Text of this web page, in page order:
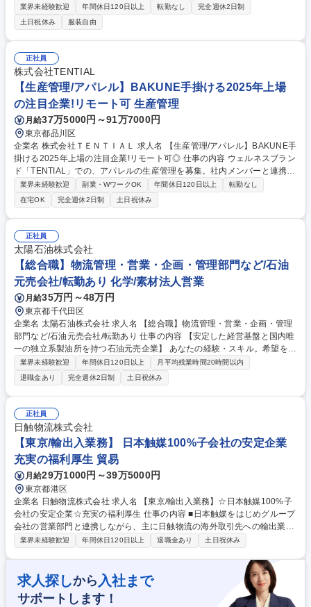
KIN1004」等韓国コスメブランドを展開する当社にて、韓国コスメブラン
ドの発注・需給管理を担います。 ■ブランド・サプライヤーとの発注・生
産スケジュール調整■営業・マーケティング等、社内関連部署との業務調
整■販売データ・在庫分析に基づく適正在庫の運用■ECモール（Amazo
n・楽天等）の施策に伴う数量対応■倉庫の入出庫および在庫正確性の管理
■SKUマスターおよび商品情報の管理■月次発注計画および在庫レポートの
作成■サプライチェーンにおける課題対応および改善策の策定 等 募集職種
【SCM/需要予測・在庫管理】TIRTIR等大人気韓国コスメブランド/年休13
5日
業界未経験歓迎 年間休日120日以上 転勤なし
完全週休2日制
土日祝休み
服装自由
正社員
株式会社TENTIAL
【生産管理/アパレル】BAKUNE手掛ける2025年上場
の注目企業!リモート可 生産管理
月給37万5000円～91万7000円
東京都品川区
企業名 株式会社ＴＥＮＴＩＡＬ 求人名 【生産管理/アパレル】BAKUNE手
掛ける2025年上場の注目企業!リモート可◎ 仕事の内容 ウェルネスブラン
ド「TENTIAL」での、アパレルの生産管理を募集。社内メンバーと連携
し、サプライヤーとの生産管理/商品ローンチまでの社内接続/生産戦略の
設計等、サプライチェーン全体のマネジメントをお任せ。 【詳細】■リリ
ースまでのスケジュール管理/ディレクション業務 ■新規生産背景の開拓 ■
仕入先との連携/交渉 ■生産戦略の設計/構築 ■生産計画の作成 【アパレル
ウェアラインナップ例】■BAKUNE パジャマ ■フーディー ■ジャケット ■
スウェット ■ゴルフウェア ■ポロシャツ/半袖シャツ ■ワンピース ■インナ
ーウェア など 募集職種 【生産管理/アパレル】BAKUNE手掛ける2025年
上場の注目企業!リモート可◎
業界未経験歓迎 副業・WワークOK 年間休日120日以上
転勤なし
在宅OK
完全週休2日制 土日祝休み
正社員
太陽石油株式会社
【総合職】物流管理・営業・企画・管理部門など/石油
元売会社/転勤あり 化学/素材法人営業
月給35万円～48万円
東京都千代田区
企業名 太陽石油株式会社 求人名 【総合職】物流管理・営業・企画・管理
部門など/石油元売会社/転勤あり 仕事の内容 【安定した経営基盤と国内唯
一の独立系製油所を持つ石油元売企業】 あなたの経験・スキル。希望を最
大限考慮し、以下いずれかの業務をご担当いただきます！未経験者もしっ
かりサポートしますのでご安心ください。 ■需供・物流・需給調整/石油製
品・機材の調達/受発注および入出荷管理 ■石油製品営業・既存顧客対応/
ガソリンスタンドへのサポート業務/新規開拓など■原油調達・原油製品原
料などの海外からの調達/タンカーの手配/運行管理■石油化学製品(ベンゼ
ン、キシレンなど)営業・大手商社や消費者えの営業■管理部門・総務・人
事・経理・財務・法務 変更の範囲: 会社の指定する範囲 募集職種 【総合
職】物流管理・営業・企画・管理部門など/石油元売会社/転勤あり
業界未経験歓迎 年間休日120日以上
月平均残業時間20時間以内
退職金あり
完全週休2日制 土日祝休み
正社員
日触物流株式会社
【東京/輸出入業務】 日本触媒100%子会社の安定企業
充実の福利厚生 貿易
月給29万1000円～39万5000円
東京都港区
企業名 日触物流株式会社 求人名 【東京/輸出入業務】☆日本触媒100%子
会社の安定企業☆充実の福利厚生 仕事の内容 ■日本触媒をはじめグループ
会社の営業部門と連携しながら、主に日触物流の海外取引先への輸出業務
及び一部輸入業務を中心に、受注・出荷・輸送手配業務を即戦力として行
での委託先物流会社、荷主との連絡含む）、船積書類の作成・チェック、
請求・支払処理、その他部内庶務を行って頂き、慣れてきたら、新規輸送
ルート、スキーム組立て、物流費の交渉・試算なども行っていただきます
（委託先物流会社との交信含む）出荷調整時には日本触媒の製造所側の担
業界未経験歓迎 年間休日120日以上 退職金あり 土日祝休み
求人探しから 入社まで
サポートします！